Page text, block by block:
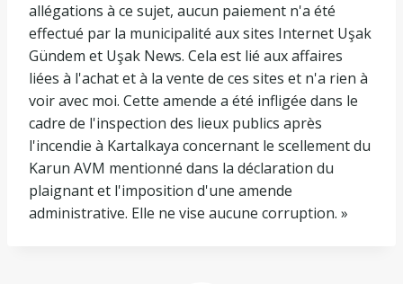
allégations à ce sujet, aucun paiement n'a été
effectué par la municipalité aux sites Internet Uşak
Gündem et Uşak News. Cela est lié aux affaires
liées à l'achat et à la vente de ces sites et n'a rien à
voir avec moi. Cette amende a été infligée dans le
cadre de l'inspection des lieux publics après
l'incendie à Kartalkaya concernant le scellement du
Karun AVM mentionné dans la déclaration du
plaignant et l'imposition d'une amende
administrative. Elle ne vise aucune corruption. »